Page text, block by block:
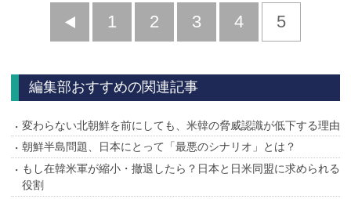
前
1 2 3 4 5
編集部おすすめの関連記事
変わらない北朝鮮を前にしても、米韓の脅威認識が低下する理由
朝鮮半島問題、日本にとって「最悪のシナリオ」とは？
もし在韓米軍が縮小・撤退したら？日本と日米同盟に求められる
役割